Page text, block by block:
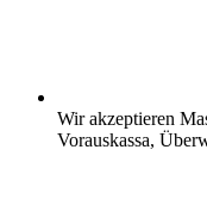
Wir akzeptieren
Vorauskassa,